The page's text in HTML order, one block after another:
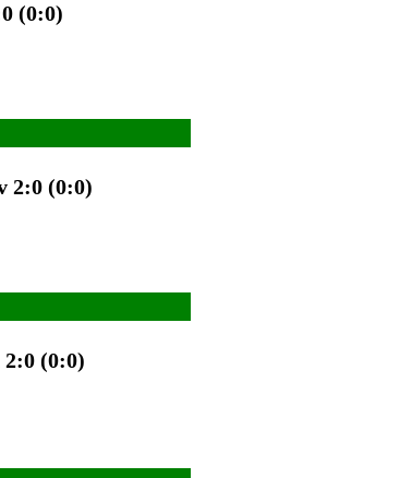
(0:0)
2:0 (0:0)
(0:0)